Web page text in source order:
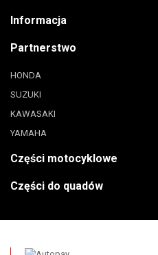
Informacja
Partnerstwo
HONDA
SUZUKI
KAWASAKI
YAMAHA
Części motocyklowe
Części do quadów